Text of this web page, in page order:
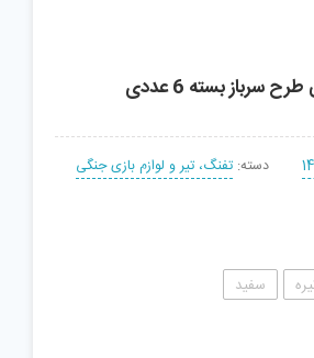
سرباز بسته 6 عددی
دسته: تفنگ، تیر و لوازم بازی جنگی
سفید